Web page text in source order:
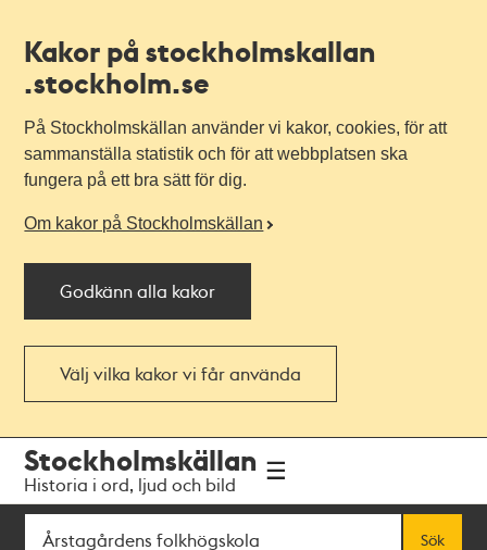
Kakor på stockholmskallan
.stockholm.se
På Stockholmskällan använder vi kakor, cookies, för att
sammanställa statistik och för att webbplatsen ska
fungera på ett bra sätt för dig.
Om kakor på Stockholmskällan
Godkänn alla kakor
Välj vilka kakor vi får använda
navigationen
huvudinnehållet
Stockholmskällan
Historia i ord, ljud och bild
Sök
Sök